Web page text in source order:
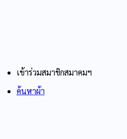
เข้าร่วมสมาชิกสมาคมฯ
ค้นหาผ้า